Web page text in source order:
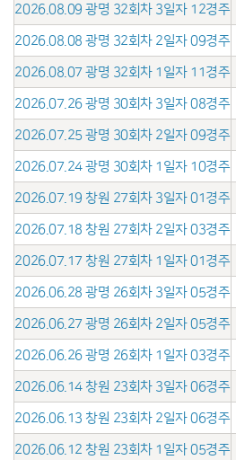
2026.08.09 광명 32회차 3일자 12경주
2026.08.08 광명 32회차 2일자 09경주
2026.08.07 광명 32회차 1일자 11경주
2026.07.26 광명 30회차 3일자 08경주
2026.07.25 광명 30회차 2일자 09경주
2026.07.24 광명 30회차 1일자 10경주
2026.07.19 창원 27회차 3일자 01경주
2026.07.18 창원 27회차 2일자 03경주
2026.07.17 창원 27회차 1일자 01경주
2026.06.28 광명 26회차 3일자 05경주
2026.06.27 광명 26회차 2일자 05경주
2026.06.26 광명 26회차 1일자 03경주
2026.06.14 창원 23회차 3일자 06경주
2026.06.13 창원 23회차 2일자 06경주
2026.06.12 창원 23회차 1일자 05경주